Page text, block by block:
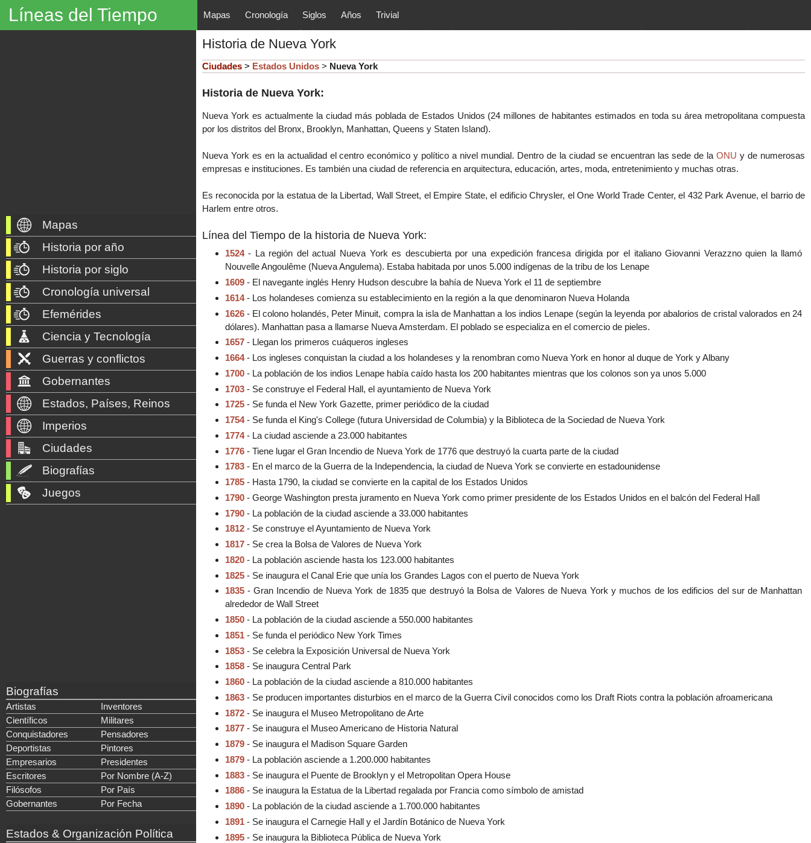
Líneas del Tiempo
Líneas del Tiempo, Mapas Históricos y principales acontecimientos (guerras, gobiernos,
descubrimientos, exploraciones, política, arte, cultura, etc.) de la historia de la humanidad desde el
año 3000 a. C. hasta nuestros días.
Mapas Cronología Siglos Años Trivial
Historia de Nueva York
Ciudades > Estados Unidos > Nueva York
Historia de Nueva York:
Nueva York es actualmente la ciudad más poblada de Estados Unidos (24 millones de habitantes estimados en toda su área metropolitana compuesta
por los distritos del Bronx, Brooklyn, Manhattan, Queens y Staten Island).
Nueva York es en la actualidad el centro económico y político a nivel mundial. Dentro de la ciudad se encuentran las sede de laONU y de numerosas
empresas e instituciones. Es también una ciudad de referencia en arquitectura, educación, artes, moda, entretenimiento y muchas otras.
Es reconocida por la estatua de la Libertad, Wall Street, el Empire State, el edificio Chrysler, el One World Trade Center, el 432 Park Avenue, el barrio de
Harlem entre otros.
Línea del Tiempo de la historia de Nueva York:
1524- La región del actual Nueva York es descubierta por una expedición francesa dirigida por el italiano Giovanni Verazzno quien la llamó
Nouvelle Angoulême (Nueva Angulema). Estaba habitada por unos 5.000 indígenas de la tribu de los Lenape
1609- El navegante inglés Henry Hudson descubre la bahía de Nueva York el 11 de septiembre
1614- Los holandeses comienza su establecimiento en la región a la que denominaron Nueva Holanda
1626- El colono holandés, Peter Minuit, compra la isla de Manhattan a los indios Lenape (según la leyenda por abalorios de cristal valorados en 24
dólares). Manhattan pasa a llamarse Nueva Amsterdam. El poblado se especializa en el comercio de pieles.
1657- Llegan los primeros cuáqueros ingleses
1664- Los ingleses conquistan la ciudad a los holandeses y la renombran como Nueva York en honor al duque de York y Albany
1700- La población de los indios Lenape había caído hasta los 200 habitantes mientras que los colonos son ya unos 5.000
1703- Se construye el Federal Hall, el ayuntamiento de Nueva York
1725- Se funda el New York Gazette, primer periódico de la ciudad
1754- Se funda el King's College (futura Universidad de Columbia) y la Biblioteca de la Sociedad de Nueva York
1774- La ciudad asciende a 23.000 habitantes
1776- Tiene lugar el Gran Incendio de Nueva York de 1776 que destruyó la cuarta parte de la ciudad
1783- En el marco de la Guerra de la Independencia, la ciudad de Nueva York se convierte en estadounidense
1785- Hasta 1790, la ciudad se convierte en la capital de los Estados Unidos
1790- George Washington presta juramento en Nueva York como primer presidente de los Estados Unidos en el balcón del Federal Hall
1790- La población de la ciudad asciende a 33.000 habitantes
1812- Se construye el Ayuntamiento de Nueva York
1817- Se crea la Bolsa de Valores de Nueva York
1820- La población asciende hasta los 123.000 habitantes
1825- Se inaugura el Canal Erie que unía los Grandes Lagos con el puerto de Nueva York
1835- Gran Incendio de Nueva York de 1835 que destruyó la Bolsa de Valores de Nueva York y muchos de los edificios del sur de Manhattan
alrededor de Wall Street
1850- La población de la ciudad asciende a 550.000 habitantes
1851- Se funda el periódico New York Times
1853- Se celebra la Exposición Universal de Nueva York
1858- Se inaugura Central Park
1860- La población de la ciudad asciende a 810.000 habitantes
1863- Se producen importantes disturbios en el marco de la Guerra Civil conocidos como los Draft Riots contra la población afroamericana
1872- Se inaugura el Museo Metropolitano de Arte
1877- Se inaugura el Museo Americano de Historia Natural
1879- Se inaugura el Madison Square Garden
1879- La población asciende a 1.200.000 habitantes
1883- Se inaugura el Puente de Brooklyn y el Metropolitan Opera House
1886- Se inaugura la Estatua de la Libertad regalada por Francia como símbolo de amistad
1890- La población de la ciudad asciende a 1.700.000 habitantes
1891- Se inaugura el Carnegie Hall y el Jardín Botánico de Nueva York
1895- Se inaugura la Biblioteca Pública de Nueva York
Mapas
Historia por año
Historia por siglo
Cronología universal
Efemérides
Ciencia y Tecnología
Guerras y conflictos
Gobernantes
Estados, Países, Reinos
Imperios
Ciudades
Biografías
Juegos
Biografías
Artistas
Inventores
Científicos
Militares
Conquistadores
Pensadores
Deportistas
Pintores
Empresarios
Presidentes
Escritores
Por Nombre (A-Z)
Filósofos
Por País
Gobernantes
Por Fecha
Estados & Organización Política